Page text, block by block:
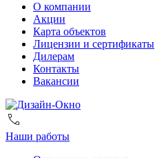
О компании
Акции
Карта объектов
Лицензии и сертификаты
Дилерам
Контакты
Вакансии
Наши работы